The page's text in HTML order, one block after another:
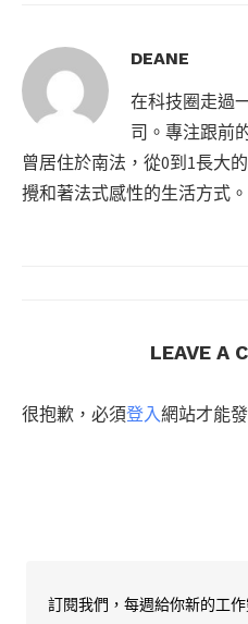
DEANE
在科技圈走過
司。專注跟前
曾居住於南法，從0到1長大
攪和著法式感性的生活方式。
LEAVE A
很抱歉，必須登入網站才能
訂閱我們，每週給你新的工